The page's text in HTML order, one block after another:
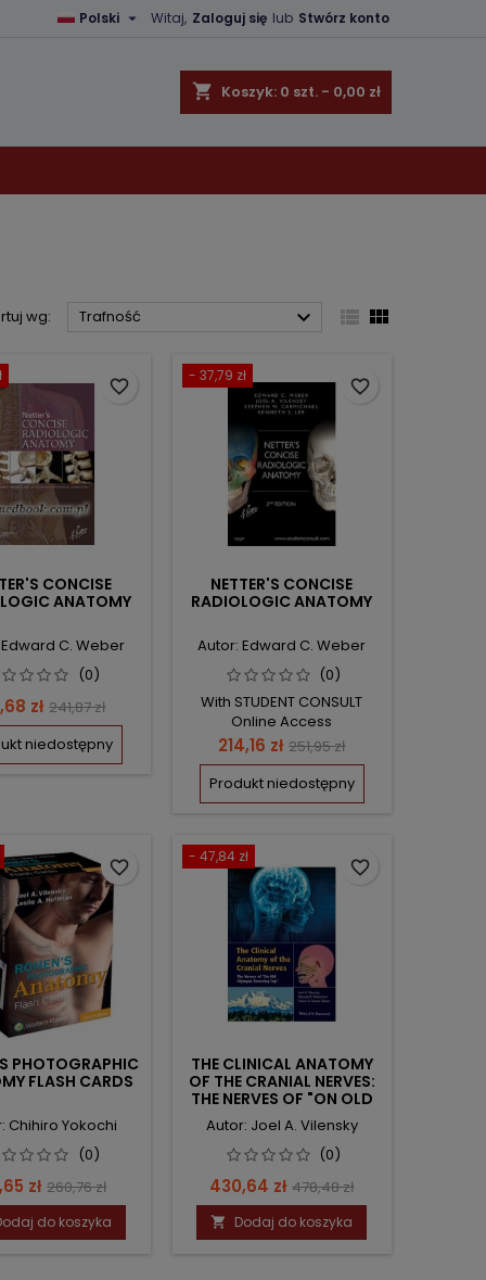
Witaj, Zaloguj się lub Stwórz konto
Polski 
shopping_cart Koszyk: 0 szt. - 0,00 zł
wg: Trafność   
CONCISE
ANATOMY
C. Weber
(0)
zł Cena
podstawowa
241,87 zł
niedostępny
favorite_border
- 37,79 zł
NETTER'S CONCISE
RADIOLOGIC ANATOMY
Autor: Edward C. Weber
(0)
With STUDENT CONSULT
Online Access
Cena
214,16 zł Cena
podstawowa
251,95 zł
Produkt niedostępny
favorite_border
PHOTOGRAPHIC
FLASH CARDS
Chihiro Yokochi
(0)
zł Cena
podstawowa
260,76 zł
do koszyka
favorite_border
- 47,84 zł
THE CLINICAL ANATOMY
OF THE CRANIAL NERVES:
THE NERVES OF "ON OLD
OLYMPUS TOWERING
TOP"
Autor: Joel A. Vilensky
(0)
Cena
430,64 zł Cena
podstawowa
478,48 zł
 Dodaj do koszyka
favorite_border